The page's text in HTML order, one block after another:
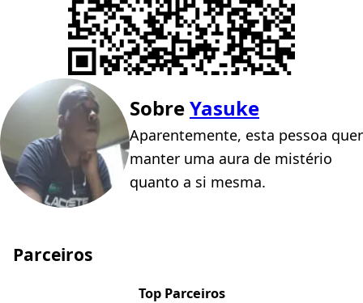
SobreYasuke
Aparentemente, esta pessoa quer
manter uma aura de mistério
quanto a si mesma.
Parceiros
Top Parceiros